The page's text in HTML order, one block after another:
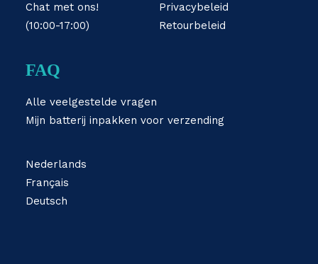
Chat met ons!
(10:00-17:00)
Privacybeleid
Retourbeleid
FAQ
Alle veelgestelde vragen
Mijn batterij inpakken voor verzending
Nederlands
Français
Deutsch